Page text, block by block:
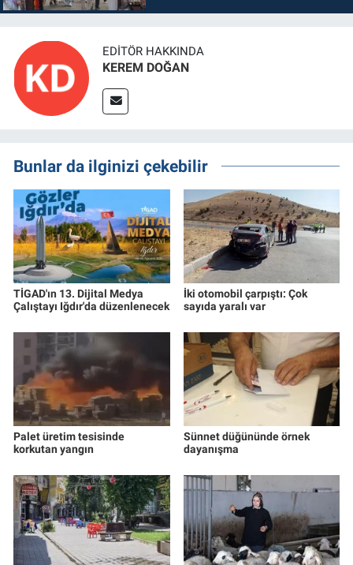
EDITÖR HAKKINDA
KEREM DOĞAN
Bunlar da ilginizi çekebilir
TİGAD'ın 13. Dijital Medya
Çalıştayı Iğdır'da düzenlenecek
İki otomobil çarpıştı: Çok
sayıda yaralı var
Palet üretim tesisinde
korkutan yangın
Sünnet düğününde örnek
dayanışma